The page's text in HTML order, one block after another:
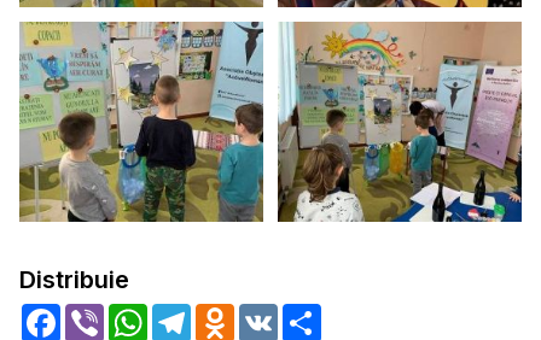
Distribuie
Facebook
Viber WhatsApp
TelegramOdnoklassniki
VK